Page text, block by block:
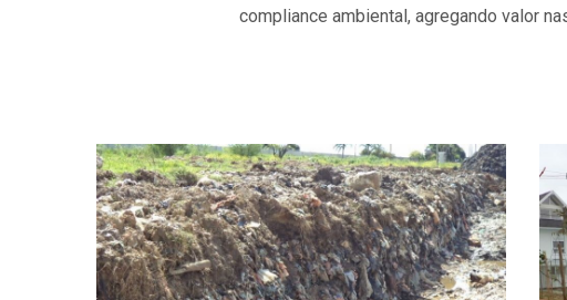
compliance ambiental, agregando valor